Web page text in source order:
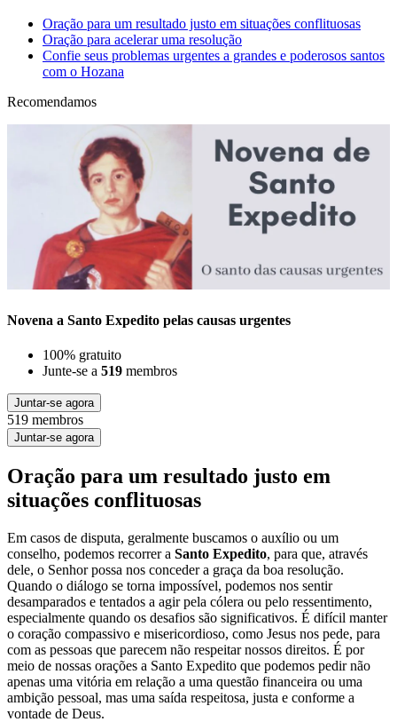
Oração para um resultado justo em situações conflituosas
Oração para acelerar uma resolução
Confie seus problemas urgentes a grandes e poderosos santos
com o Hozana
Recomendamos
Novena a Santo Expedito pelas causas urgentes
100% gratuito
Junte-se a 519 membros
Juntar-se agora
519 membros
Juntar-se agora
Oração para um resultado justo em
situações conflituosas
Em casos de disputa, geralmente buscamos o auxílio ou um
conselho, podemos recorrer a Santo Expedito, para que, através
dele, o Senhor possa nos conceder a graça da boa resolução.
Quando o diálogo se torna impossível, podemos nos sentir
desamparados e tentados a agir pela cólera ou pelo ressentimento,
especialmente quando os desafios são significativos. É difícil manter
o coração compassivo e misericordioso, como Jesus nos pede, para
com as pessoas que parecem não respeitar nossos direitos. É por
meio de nossas orações a Santo Expedito que podemos pedir não
apenas uma vitória em relação a uma questão financeira ou uma
ambição pessoal, mas uma saída respeitosa, justa e conforme a
vontade de Deus.